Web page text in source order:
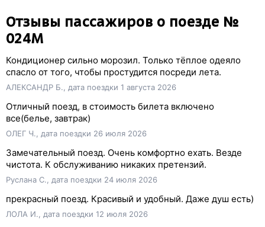
Отзывы пассажиров о поезде №
024М
Кондиционер сильно морозил. Только тёплое одеяло
спасло от того, чтобы простудится посреди лета.
АЛЕКСАНДР Б., дата поездки 1 августа 2026
Отличный поезд, в стоимость билета включено
все(белье, завтрак)
ОЛЕГ Ч., дата поездки 26 июля 2026
Замечательный поезд. Очень комфортно ехать. Везде
чистота. К обслуживанию никаких претензий.
Руслана С., дата поездки 24 июля 2026
прекрасный поезд. Красивый и удобный. Даже душ есть)
ЛОЛА И., дата поездки 12 июля 2026